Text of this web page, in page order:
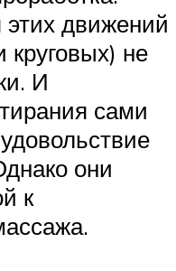
движений
круговых) не
И
сами
они
к